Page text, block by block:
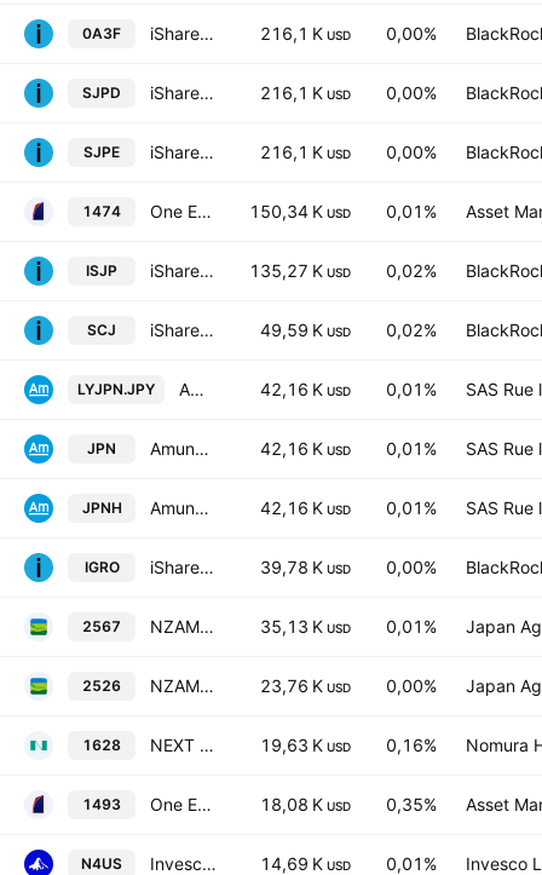
0A3F iShares Core MSCI Japan IMI UCITS ETF 216,1 K USD 0,00%
SJPD iShares Core MSCI Japan IMI UCITS ETF 216,1 K USD 0,00%
SJPE iShares Core MSCI Japan IMI UCITS ETF EUR Hedged Accum 216,1 K USD 0,00%
1474 One ETF JPX-Nikkei 400 150,34 K USD 0,01% Asset
ISJP iShares MSCI Japan Small Cap UCITS ETF 135,27 K USD 0,02%
SCJ iShares MSCI Japan Small-Cap ETF 49,59 K USD 0,02%
LYJPN.JPY Amundi Japan TOPIX II UCITS ETF -Dist JPY- 42,16 K USD 0,01% SAS Rue
JPN Amundi Japan TOPIX II UCITS ETF -Dist EUR- 42,16 K USD 0,01% SAS Rue
JPNH Amundi Japan TOPIX II UCITS ETF -Daily Hedged to EUR - Dist- 42,16 K USD 0,01% SAS Rue
IGRO iShares International Dividend Growth ETF 39,78 K USD 0,00%
2567 NZAM ETF S&P/JPX Carbon Efficient Index ETF 35,13 K USD 0,01% Japan
2526 NZAM JPX-NIKKEI 400 ETF 23,76 K USD 0,00% Japan
1628 NEXT FUNDS TOPIX 17 Transportation & Logistics ETF 19,63 K USD 0,16% Nomura
1493 One ETF JPX-Nikkei Mid Small 18,08 K USD 0,35% Asset
N4US Invesco JPX-Nikkei 400 UCITS ETF 14,69 K USD 0,01% Invesco